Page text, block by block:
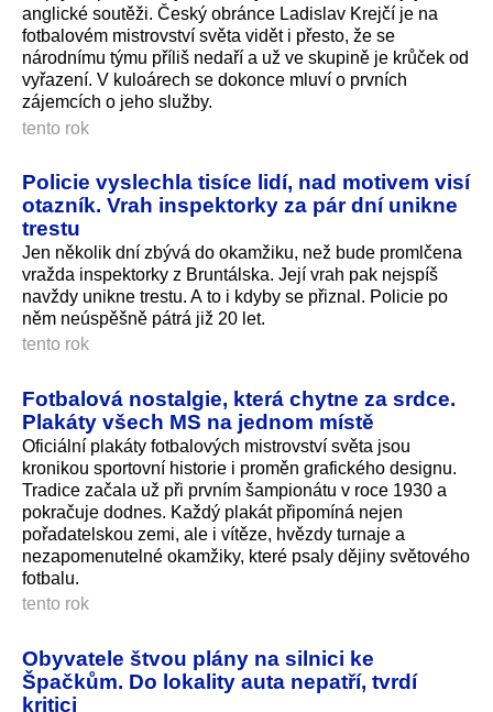
anglické soutěži. Český obránce Ladislav Krejčí je na
fotbalovém mistrovství světa vidět i přesto, že se
národnímu týmu příliš nedaří a už ve skupině je krůček od
vyřazení. V kuloárech se dokonce mluví o prvních
zájemcích o jeho služby.
tento rok
Policie vyslechla tisíce lidí, nad motivem visí
otazník. Vrah inspektorky za pár dní unikne
trestu
Jen několik dní zbývá do okamžiku, než bude promlčena
vražda inspektorky z Bruntálska. Její vrah pak nejspíš
navždy unikne trestu. A to i kdyby se přiznal. Policie po
něm neúspěšně pátrá již 20 let.
tento rok
Fotbalová nostalgie, která chytne za srdce.
Plakáty všech MS na jednom místě
Oficiální plakáty fotbalových mistrovství světa jsou
kronikou sportovní historie i proměn grafického designu.
Tradice začala už při prvním šampionátu v roce 1930 a
pokračuje dodnes. Každý plakát připomíná nejen
pořadatelskou zemi, ale i vítěze, hvězdy turnaje a
nezapomenutelné okamžiky, které psaly dějiny světového
fotbalu.
tento rok
Obyvatele štvou plány na silnici ke
Špačkům. Do lokality auta nepatří, tvrdí
kritici